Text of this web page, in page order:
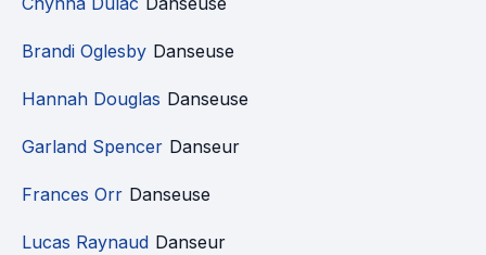
Brandi Oglesby Danseuse
Hannah Douglas Danseuse
Garland Spencer Danseur
Frances Orr Danseuse
Lucas Raynaud Danseur